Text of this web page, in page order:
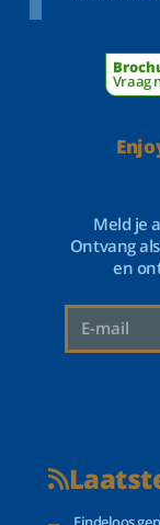
Vraag
Meld je
Ontvang
en